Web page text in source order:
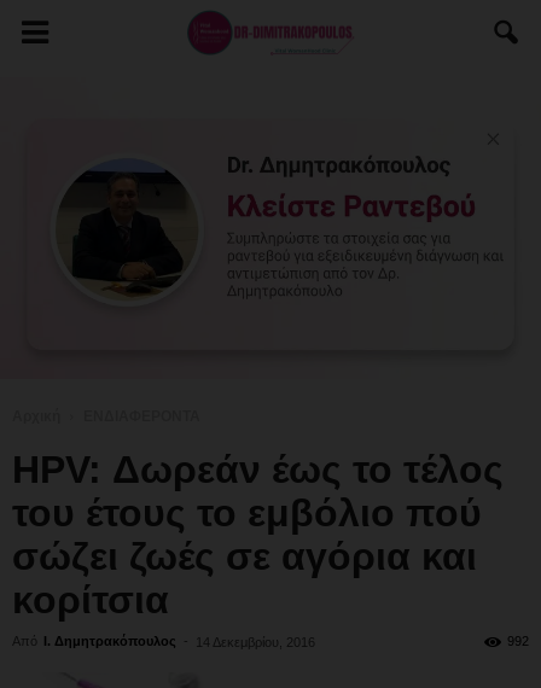
HPV: Δωρεάν έως το τέλος
του έτους το εμβόλιο πού
σώζει ζωές σε αγόρια και
κορίτσια
Από Ι. Δημητρακόπουλος - 14 Δεκεμβρίου, 2016 992